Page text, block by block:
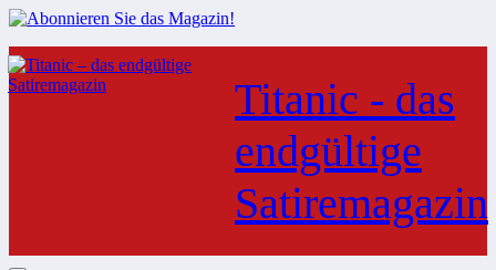
Zum
Inhalt
springen
Titanic - das
endgültige
Satiremagazin